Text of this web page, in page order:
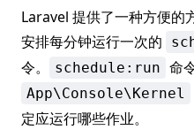
Laravel 提供了一种方便的
安排每分钟运行一次的
令。
schedule:run 命
App\Console\Kernel
定应运行哪些作业。